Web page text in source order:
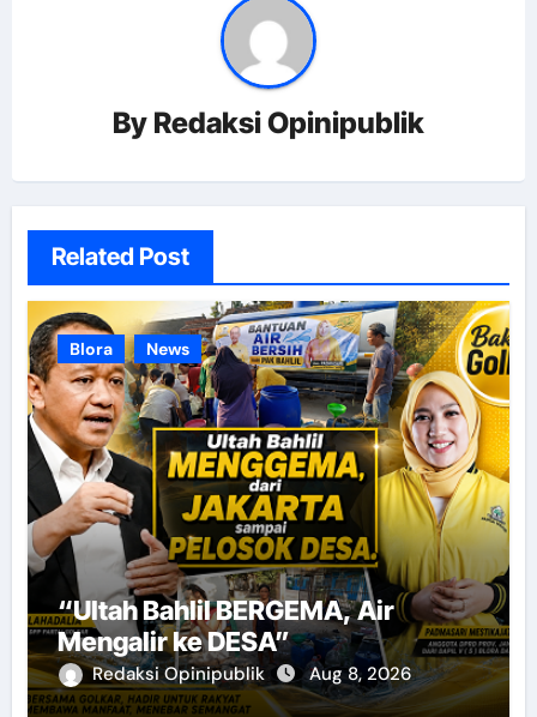
By Redaksi Opinipublik
Related Post
Blora News
“Ultah Bahlil BERGEMA, Air
Mengalir ke DESA”
Redaksi Opinipublik Aug 8, 2026